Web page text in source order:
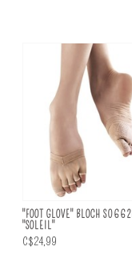
"FOOT GLOVE" BLOCH
"SOLEIL"
C$24,99